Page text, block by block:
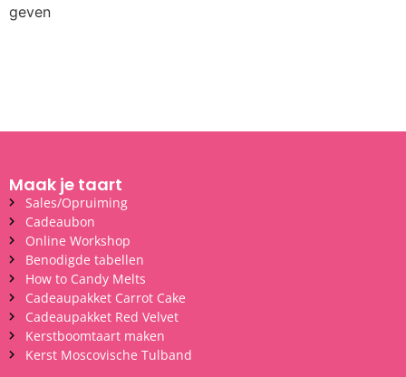
geven
Maak je taart
Sales/Opruiming
Cadeaubon
Online Workshop
Benodigde tabellen
How to Candy Melts
Cadeaupakket Carrot Cake
Cadeaupakket Red Velvet
Kerstboomtaart maken
Kerst Moscovische Tulband